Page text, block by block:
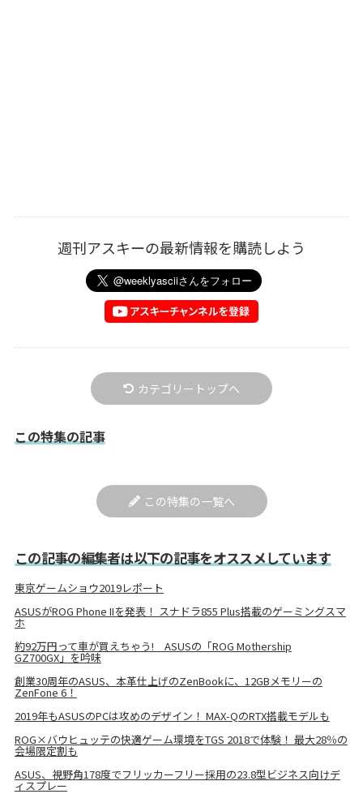
週刊アスキーの最新情報を購読しよう
カテゴリートップへ
この特集の記事
この特集の一覧へ
この記事の編集者は以下の記事をオススメしています
東京ゲームショウ2019レポート
ASUSがROG Phone IIを発表！ スナドラ855 Plus搭載のゲーミングスマ
ホ
約92万円って車が買えちゃう! ASUSの「ROG Mothership
GZ700GX」を吟味
創業30周年のASUS、本革仕上げのZenBookに、12GBメモリーの
ZenFone 6！
2019年もASUSのPCは攻めのデザイン！ MAX-QのRTX搭載モデルも
ROG×バウヒュッテの快適ゲーム環境をTGS 2018で体験！ 最大28％の
会場限定割も
ASUS、視野角178度でフリッカーフリー採用の23.8型ビジネス向けデ
ィスプレー